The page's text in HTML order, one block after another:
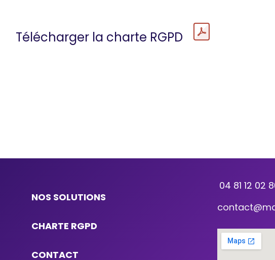
Télécharger la charte RGPD
NOS SOLUTIONS
CHARTE RGPD
CONTACT
04 81 12 02